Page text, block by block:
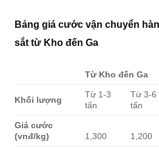
Bảng giá cước vận chuyển
sắt từ Kho đến Ga
Từ Kho đến Ga
Khối lượng
Từ 1-3
tấn
Từ 3-6
tấn
Giá cước
(vnđ/kg)
1,300 1,200